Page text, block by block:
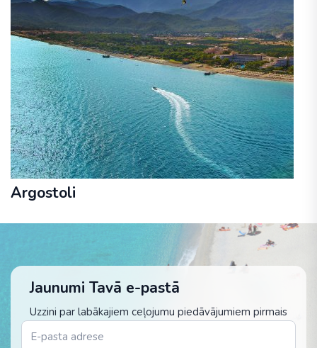
Argostoli
Jaunumi Tavā e-pastā
Uzzini par labākajiem ceļojumu piedāvājumiem pirmais